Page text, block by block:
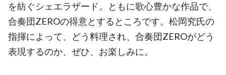
を紡ぐシェエラザード。ともに歌心豊かな作品で、
合奏団ZEROの得意とするところです。松岡究氏の
指揮によって、どう料理され、合奏団ZEROがどう
表現するのか、ぜひ、お楽しみに。